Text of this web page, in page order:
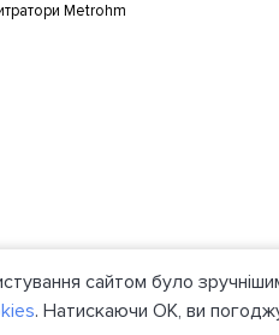
Metrohm
сайтом було
. Натискаючи ОК, ви